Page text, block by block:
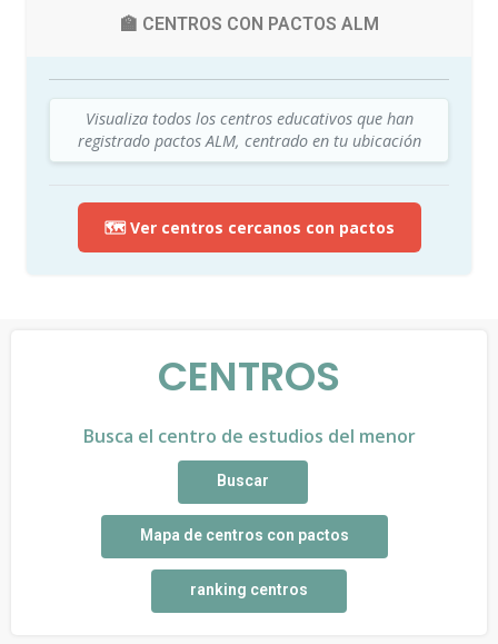
🏫 CENTROS CON PACTOS ALM
Visualiza todos los centros educativos que han
registrado pactos ALM, centrado en tu ubicación
🗺️ Ver centros cercanos con pactos
CENTROS
Busca el centro de estudios del menor
Buscar
Mapa de centros con pactos
ranking centros